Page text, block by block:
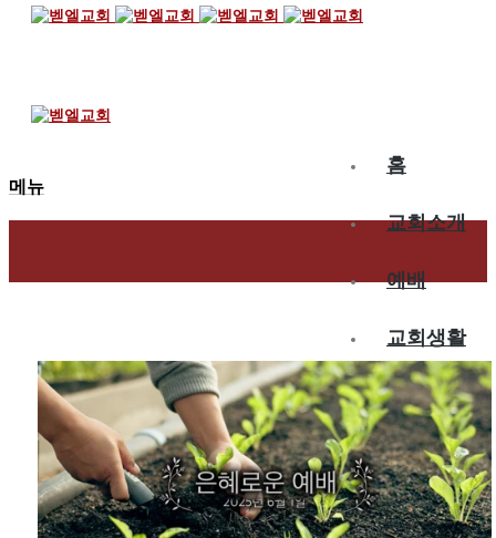
홈
교회소개
예배
교회생활
교육/양육
공동체
벧엘스토리
메뉴